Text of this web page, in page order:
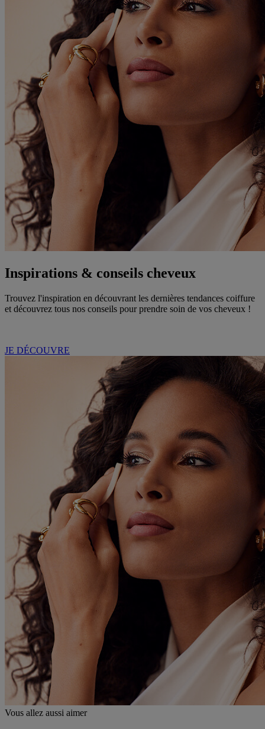
Inspirations & conseils cheveux
Trouvez l'inspiration en découvrant les dernières tendances coiffure
et découvrez tous nos conseils pour prendre soin de vos cheveux !
JE DÉCOUVRE
Vous allez aussi aimer